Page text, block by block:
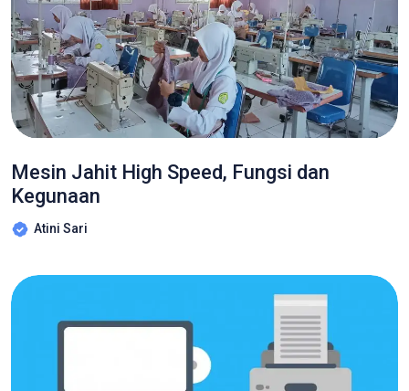
Mesin Jahit High Speed, Fungsi dan
Kegunaan
Atini Sari